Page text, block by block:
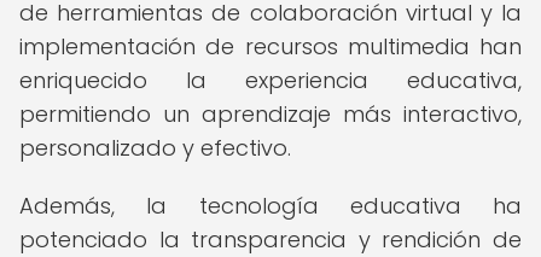
de herramientas de colaboración virtual y la
implementación de recursos multimedia han
enriquecido la experiencia educativa,
permitiendo un aprendizaje más interactivo,
personalizado y efectivo.
Además, la tecnología educativa ha
potenciado la transparencia y rendición de